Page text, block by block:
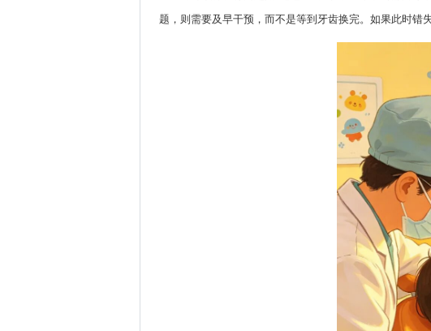
题，则需要及早干预，而不是等到牙齿换完。如果此时错